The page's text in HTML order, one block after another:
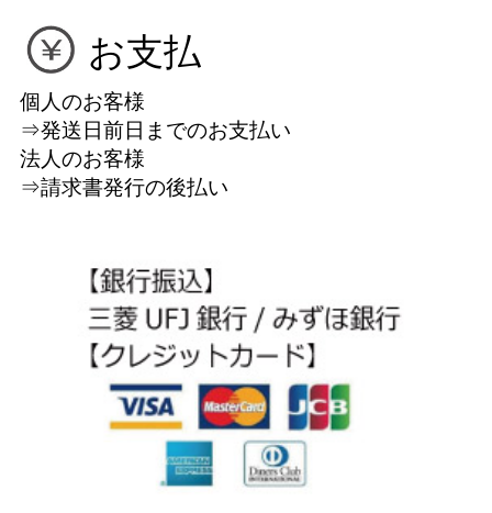
お支払
個人のお客様
⇒発送日前日までのお支払い
法人のお客様
⇒請求書発行の後払い